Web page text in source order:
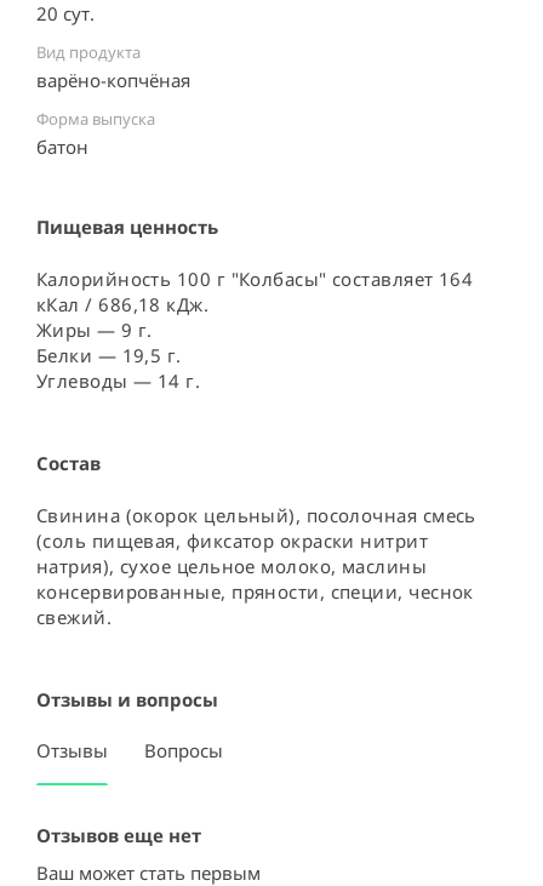
20 сут.
Вид продукта
варёно-копчёная
Форма выпуска
батон
Пищевая ценность
Калорийность 100 г "Колбасы" составляет 164
кКал / 686,18 кДж.
Жиры — 9 г.
Белки — 19,5 г.
Углеводы — 14 г.
Состав
Свинина (окорок цельный), посолочная смесь
(соль пищевая, фиксатор окраски нитрит
натрия), сухое цельное молоко, маслины
консервированные, пряности, специи, чеснок
свежий.
Отзывы и вопросы
Отзывы Вопросы
Отзывов еще нет
Ваш может стать первым